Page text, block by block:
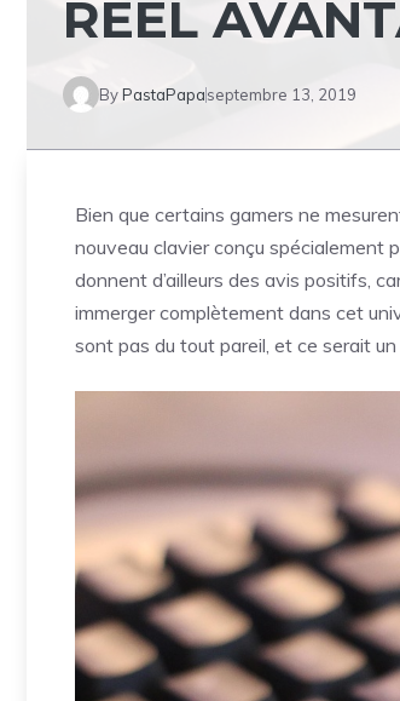
RÉEL
ByPastaPapaseptembre 13, 2019
Bien que certains gamers ne
nouveau clavier conçu spécialement
donnent d’ailleurs des avis positifs,
immerger complètement dans cet
sont pas du tout pareil, et ce serait